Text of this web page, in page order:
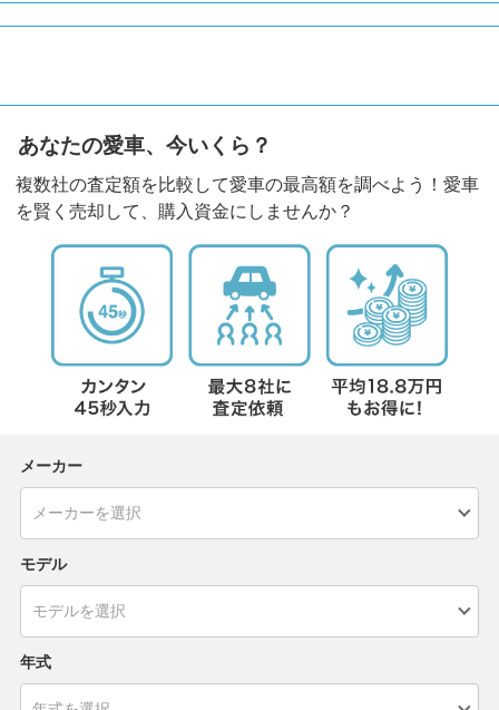
あなたの愛車、今いくら？
複数社の査定額を比較して愛車の最高額を調べよう！愛車
を賢く売却して、購入資金にしませんか？
メーカー
モデル
年式